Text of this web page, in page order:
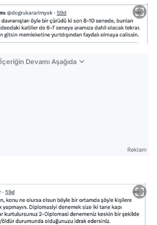
İçeriğin Devamı Aşağıda
Reklam